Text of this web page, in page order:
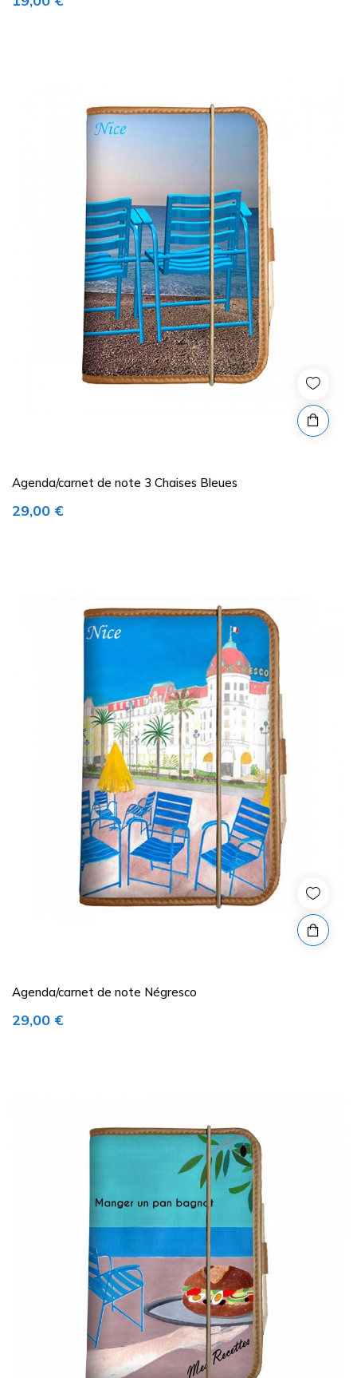
Agenda/carnet de note 3 Chaises Bleues
Prix
29,00 €
Agenda/carnet de note Négresco
Prix
29,00 €